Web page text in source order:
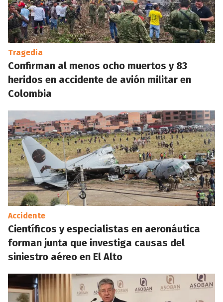
Tragedia
Confirman al menos ocho muertos y 83
heridos en accidente de avión militar en
Colombia
Accidente
Científicos y especialistas en aeronáutica
forman junta que investiga causas del
siniestro aéreo en El Alto